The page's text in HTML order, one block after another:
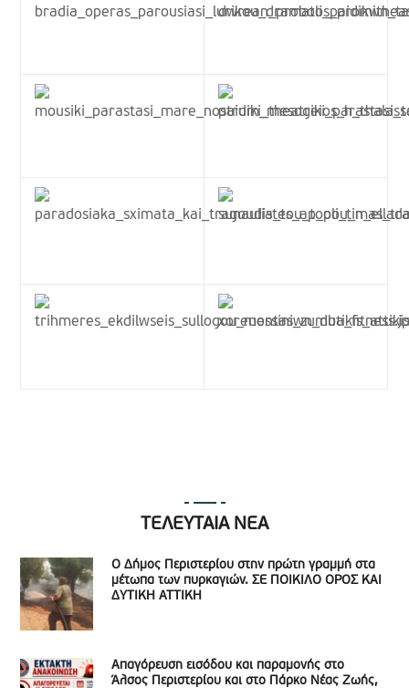
ΤΕΛΕΥΤΑΙΑ ΝΕΑ
Ο Δήμος Περιστερίου στην πρώτη γραμμή στα
μέτωπα των πυρκαγιών. ΣΕ ΠΟΙΚΙΛΟ ΟΡΟΣ ΚΑΙ
ΔΥΤΙΚΗ ΑΤΤΙΚΗ
Απαγόρευση εισόδου και παραμονής στο
Άλσος Περιστερίου και στο Πάρκο Νέας Ζωής,